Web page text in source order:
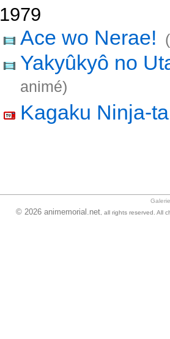
1979
Ace wo Nerae!
Yakyûkyô no
animé)
Kagaku Ninja-
Galerie
© 2026 animemorial.net, all rights reserved. All